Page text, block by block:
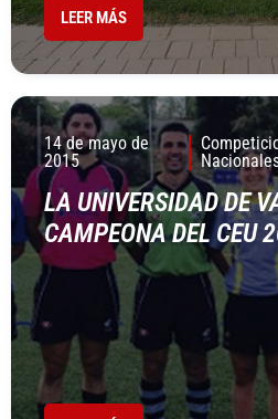
LEER MÁS
14 de mayo de
2015
LA UNIVERSIDAD DE
CAMPEONA DEL CEU